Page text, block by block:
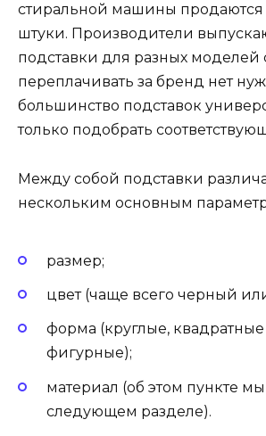
стиральной машины продаются
штуки. Производители
подставки для разных моделей
переплачивать за бренд нет
большинство подставок
только подобрать
Между собой подставки
нескольким основным
размер;
цвет (чаще всего черный
форма (круглые,
фигурные);
материал (об этом пункте
следующем разделе).